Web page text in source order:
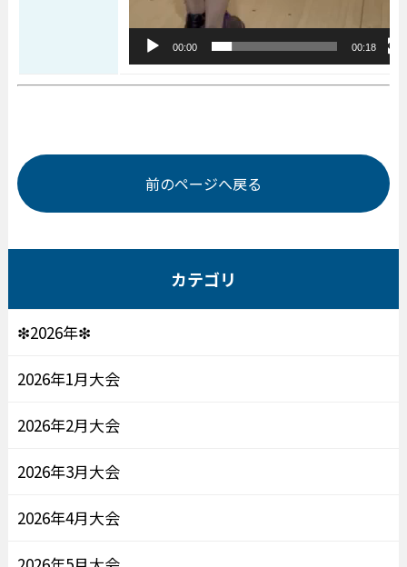
00:00 00:18
前のページへ戻る
カテゴリ
❇2026年❇
2026年1月大会
2026年2月大会
2026年3月大会
2026年4月大会